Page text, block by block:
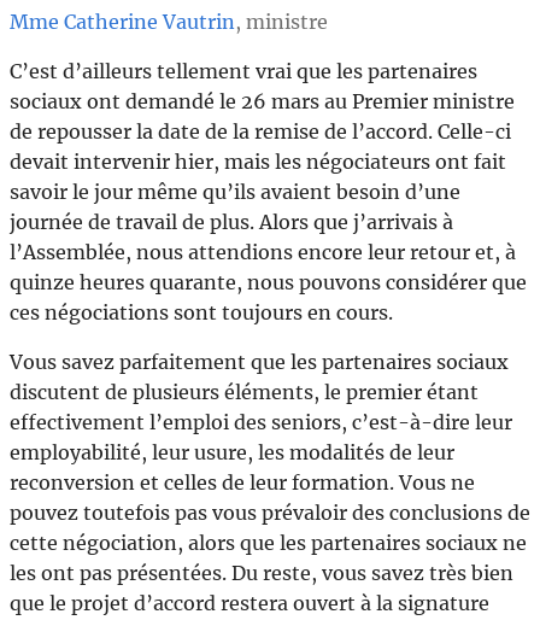
Mme Catherine Vautrin , ministre
C’est d’ailleurs tellement vrai que les partenaires
sociaux ont demandé le 26 mars au Premier ministre
de repousser la date de la remise de l’accord. Celle-ci
devait intervenir hier, mais les négociateurs ont fait
savoir le jour même qu’ils avaient besoin d’une
journée de travail de plus. Alors que j’arrivais à
l’Assemblée, nous attendions encore leur retour et, à
quinze heures quarante, nous pouvons considérer que
ces négociations sont toujours en cours.
Vous savez parfaitement que les partenaires sociaux
discutent de plusieurs éléments, le premier étant
effectivement l’emploi des seniors, c’est-à-dire leur
employabilité, leur usure, les modalités de leur
reconversion et celles de leur formation. Vous ne
pouvez toutefois pas vous prévaloir des conclusions de
cette négociation, alors que les partenaires sociaux ne
les ont pas présentées. Du reste, vous savez très bien
que le projet d’accord restera ouvert à la signature